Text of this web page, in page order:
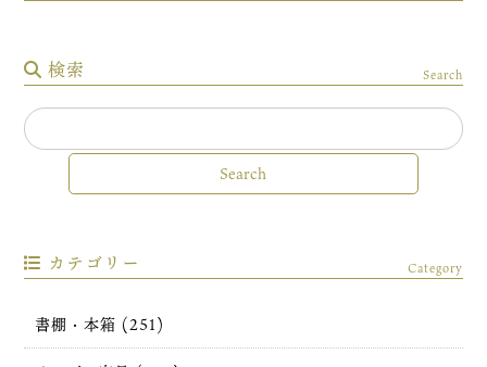
検索 Search
カテゴリー Category
書棚・本箱 (251)